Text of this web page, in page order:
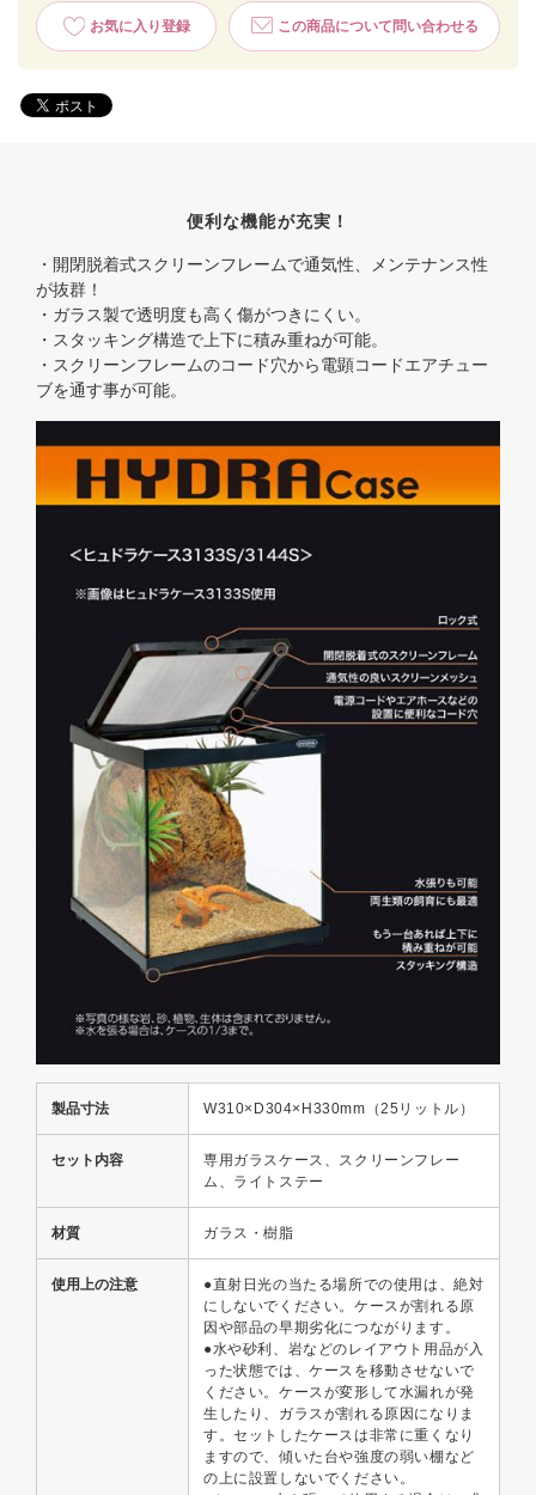
お気に入り登録 この商品について問い合わせる
便利な機能が充実！
・開閉脱着式スクリーンフレームで通気性、メンテナンス性
が抜群！
・ガラス製で透明度も高く傷がつきにくい。
・スタッキング構造で上下に積み重ねが可能。
・スクリーンフレームのコード穴から電顕コードエアチュー
ブを通す事が可能。
製品寸法 W310×D304×H330mm（25リットル）
セット内容
専用ガラスケース、スクリーンフレー
ム、ライトステー
材質 ガラス・樹脂
使用上の注意
●直射日光の当たる場所での使用は、絶対
にしないでください。ケースが割れる原
因や部品の早期劣化につながります。
●水や砂利、岩などのレイアウト用品が入
った状態では、ケースを移動させないで
ください。ケースが変形して水漏れが発
生したり、ガラスが割れる原因になりま
す。セットしたケースは非常に重くなり
ますので、傾いた台や強度の弱い棚など
の上に設置しないでください。